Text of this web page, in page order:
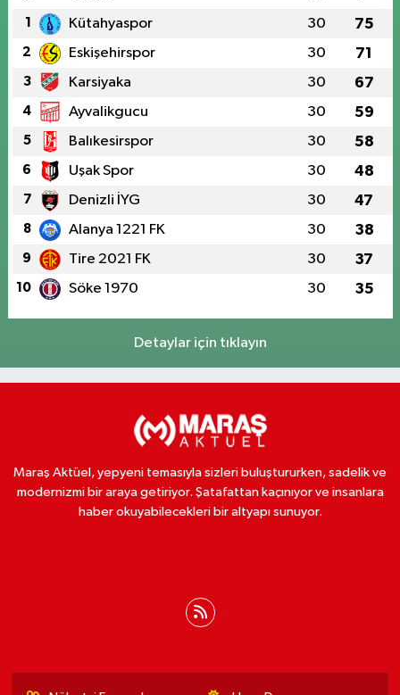
1 Kütahyaspor 30 75
2 Eskişehirspor 30 71
3 Karsiyaka 30 67
4 Ayvalikgucu 30 59
5 Balıkesirspor 30 58
6 Uşak Spor 30 48
7 Denizli İYG 30 47
8 Alanya 1221 FK 30 38
9 Tire 2021 FK 30 37
10 Söke 1970 30 35
Detaylar için tıklayın
Maraş Aktüel, yepyeni temasıyla sizleri buluştururken, sadelik ve
modernizmi bir araya getiriyor. Şatafattan kaçınıyor ve insanlara
haber okuyabilecekleri bir altyapı sunuyor.